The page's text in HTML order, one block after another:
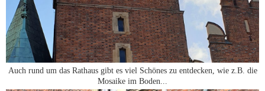
Auch rund um das Rathaus gibt es viel Schönes zu entdecken, wie z.B. die
Mosaike im Boden...